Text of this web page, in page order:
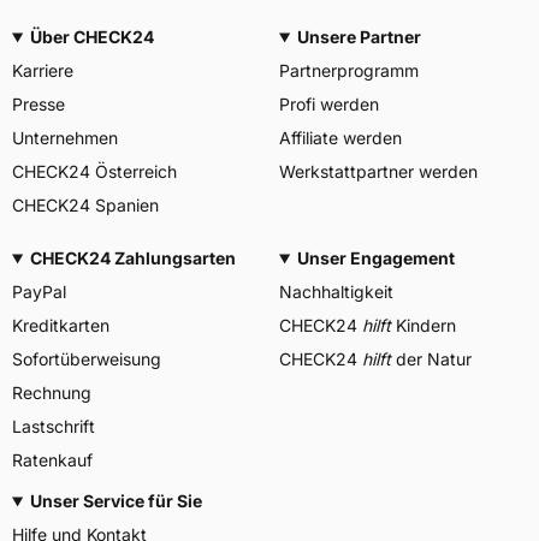
Über CHECK24
Karriere
Presse
Unternehmen
CHECK24 Österreich
CHECK24 Spanien
Unsere Partner
Partnerprogramm
Profi werden
Affiliate werden
Werkstattpartner werden
CHECK24 Zahlungsarten
PayPal
Kreditkarten
Sofortüberweisung
Rechnung
Lastschrift
Ratenkauf
Unser Engagement
Nachhaltigkeit
CHECK24 hilftKindern
CHECK24 hilftder Natur
Unser Service für Sie
Hilfe und Kontakt